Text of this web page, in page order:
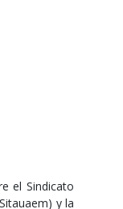
el Sindicato
y la